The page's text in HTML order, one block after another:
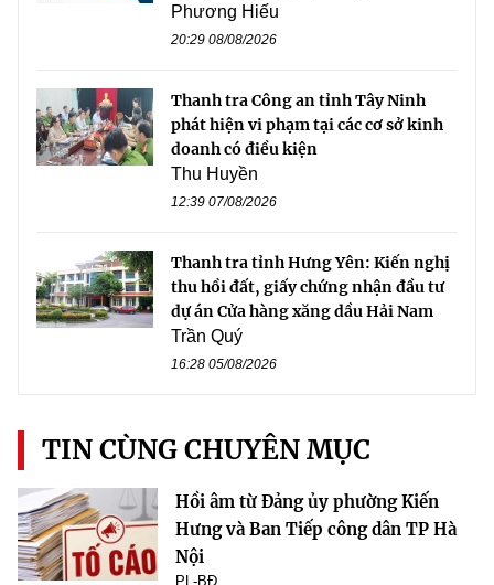
Phương Hiếu
20:29 08/08/2026
Thanh tra Công an tỉnh Tây Ninh
phát hiện vi phạm tại các cơ sở kinh
doanh có điều kiện
Thu Huyền
12:39 07/08/2026
Thanh tra tỉnh Hưng Yên: Kiến nghị
thu hồi đất, giấy chứng nhận đầu tư
dự án Cửa hàng xăng dầu Hải Nam
Trần Quý
16:28 05/08/2026
TIN CÙNG CHUYÊN MỤC
Hồi âm từ Đảng ủy phường Kiến
Hưng và Ban Tiếp công dân TP Hà
Nội
PL-BĐ